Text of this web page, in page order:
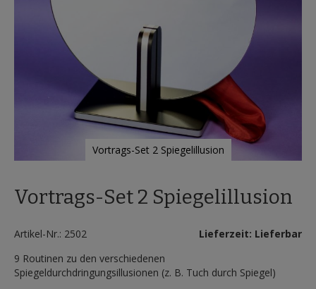
Vortrags-Set 2 Spiegelillusion
der
Vortrags-Set 2 Spiegelillusion
Artikel-Nr.: 2502
Lieferzeit: Lieferbar
9 Routinen zu den verschiedenen
Spiegeldurchdringungsillusionen (z. B. Tuch durch Spiegel)